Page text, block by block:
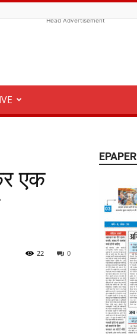
Head Advertisement
एक
0
22
EPAPER